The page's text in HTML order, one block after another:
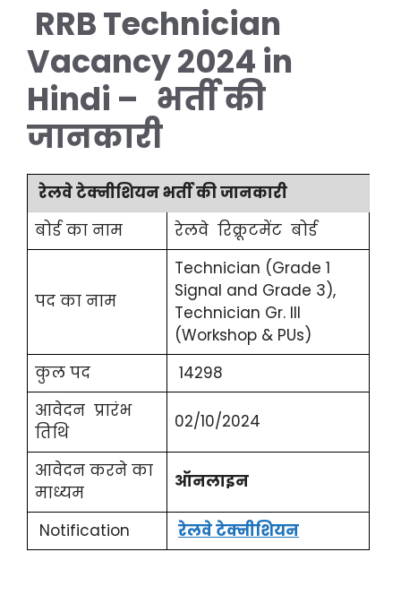
RRB Technician
Vacancy 2024 in
Hindi – भर्ती की
जानकारी
रेलवे टेक्नीशियन भर्ती की जानकारी
बोर्ड का नाम
रेलवे रिक्रूटमेंट बोर्ड
पद का नाम
Technician (Grade 1
Signal and Grade 3),
Technician Gr. III
(Workshop & PUs)
कुल पद
14298
आवेदन प्रारंभ
तिथि
02/10/2024
आवेदन करने का
माध्यम
ऑनलाइन
Notification रेलवे टेक्नीशियन